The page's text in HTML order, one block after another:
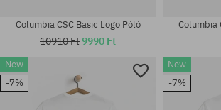
Columbia CSC Basic Logo Póló
10910 Ft9990 Ft
Columbia
New
-7%
New
-7%